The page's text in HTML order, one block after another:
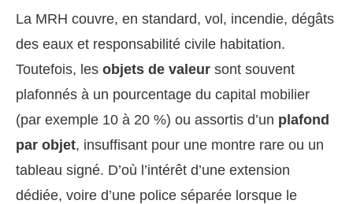
La MRH couvre, en standard, vol, incendie, dégâts
des eaux et responsabilité civile habitation.
Toutefois, les objets de valeur sont souvent
plafonnés à un pourcentage du capital mobilier
(par exemple 10 à 20 %) ou assortis d’un plafond
par objet, insuffisant pour une montre rare ou un
tableau signé. D’où l’intérêt d’une extension
dédiée, voire d’une police séparée lorsque le